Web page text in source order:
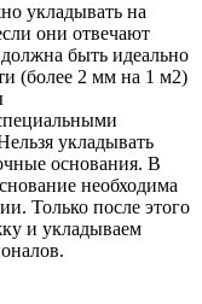
укладывать на
они отвечают
быть идеально
(более 2 мм на 1 м2)
укладывать
основания. В
необходима
Только после этого
и укладываем